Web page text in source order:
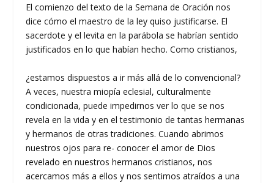
El comienzo del texto de la Semana de Oración nos
dice cómo el maestro de la ley quiso justificarse. El
sacerdote y el levita en la parábola se habrían sentido
justificados en lo que habían hecho. Como cristianos,
¿estamos dispuestos a ir más allá de lo convencional?
A veces, nuestra miopía eclesial, culturalmente
condicionada, puede impedirnos ver lo que se nos
revela en la vida y en el testimonio de tantas hermanas
y hermanos de otras tradiciones. Cuando abrimos
nuestros ojos para re- conocer el amor de Dios
revelado en nuestros hermanos cristianos, nos
acercamos más a ellos y nos sentimos atraídos a una